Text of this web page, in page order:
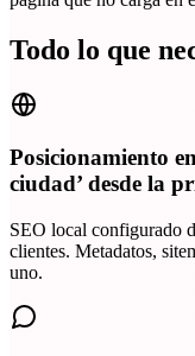
Todo lo que
Posicionamiento
ciudad’ desde la
SEO local configurado
clientes. Metadatos,
uno.